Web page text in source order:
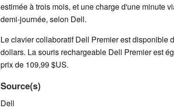
estimée à trois mois, et une charge d'une minute
demi-journée, selon Dell.
Le clavier collaboratif Dell Premier est disponible
dollars. La souris rechargeable Dell Premier est
prix de 109,99 $US.
Source(s)
Dell